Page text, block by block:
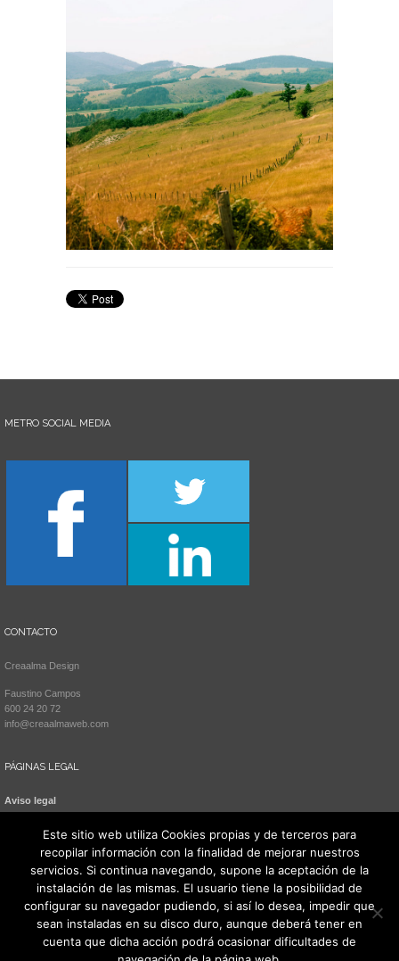
METRO SOCIAL MEDIA
CONTACTO
Creaalma Design
Faustino Campos
600 24 20 72
info@creaalmaweb.com
PÁGINAS LEGAL
Aviso legal
Política de cookies
Este sitio web utiliza Cookies propias y de terceros para
recopilar información con la finalidad de mejorar nuestros
servicios. Si continua navegando, supone la aceptación de la
instalación de las mismas. El usuario tiene la posibilidad de
configurar su navegador pudiendo, si así lo desea, impedir que
sean instaladas en su disco duro, aunque deberá tener en
cuenta que dicha acción podrá ocasionar dificultades de